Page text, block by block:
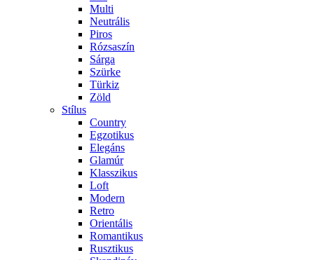
Multi
Neutrális
Piros
Rózsaszín
Sárga
Szürke
Türkiz
Zöld
Stílus
Country
Egzotikus
Elegáns
Glamúr
Klasszikus
Loft
Modern
Retro
Orientális
Romantikus
Rusztikus